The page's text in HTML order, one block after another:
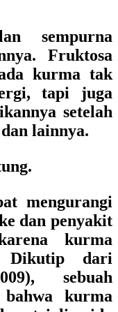
sempurna
Fruktosa
kurma tak
tapi juga
setelah
lainnya.
mengurangi
dan penyakit
kurma
Dikutip dari
sebuah
kurma